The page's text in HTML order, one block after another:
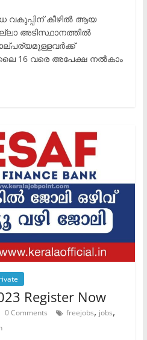
വകുപ്പിന് കീഴിൽ ആയ
അടിസ്ഥാനത്തിൽ
16 വരെ അപേക്ഷ നൽകാം
Register Now
0 Comments freejobs, jobs,